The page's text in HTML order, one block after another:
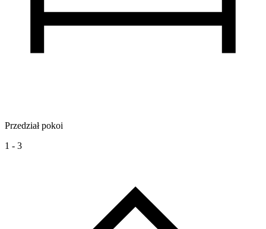
Przedział pokoi
1 - 3